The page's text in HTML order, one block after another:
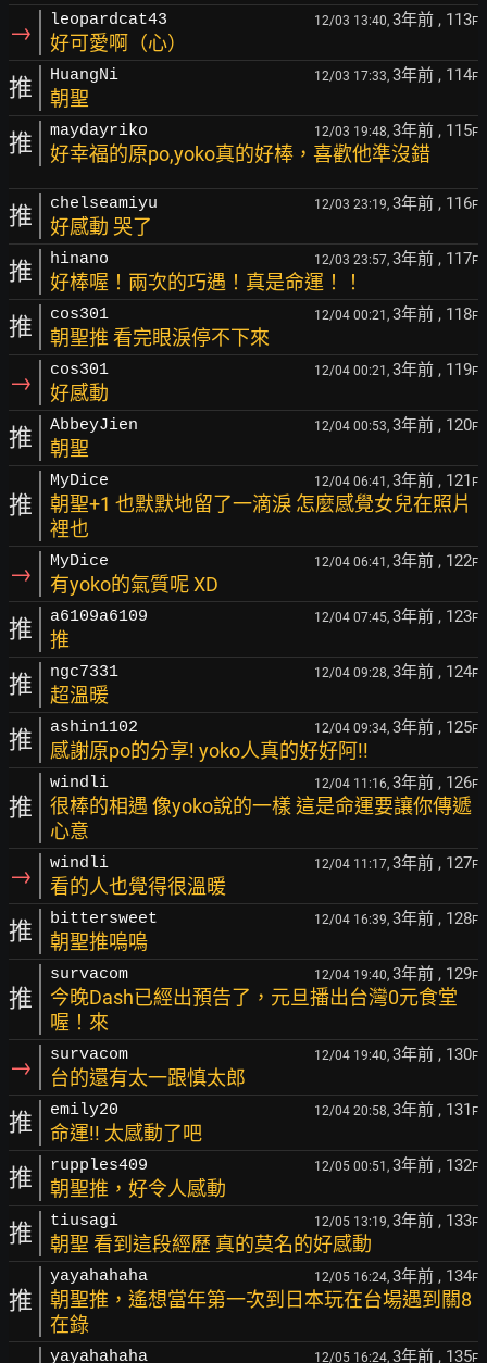
→ leopardcat43 12/03 13:40, 3年前 , 113F
好可愛啊（心）
推 HuangNi 12/03 17:33, 3年前 , 114F
朝聖
推 maydayriko 12/03 19:48, 3年前 , 115F
好幸福的原po,yoko真的好棒，喜歡他準沒錯
推 chelseamiyu 12/03 23:19, 3年前 , 116F
好感動 哭了
推 hinano 12/03 23:57, 3年前 , 117F
好棒喔！兩次的巧遇！真是命運！！
推 cos301 12/04 00:21, 3年前 , 118F
朝聖推 看完眼淚停不下來
→ cos301 12/04 00:21, 3年前 , 119F
好感動
推 AbbeyJien 12/04 00:53, 3年前 , 120F
朝聖
推
MyDice 12/04 06:41, 3年前 , 121 F
朝聖+1 也默默地留了一滴淚 怎麼感覺女兒在照片
裡也
→ MyDice 12/04 06:41, 3年前 , 122F
有yoko的氣質呢 XD
推 a6109a6109 12/04 07:45, 3年前 , 123F
推
推 ngc7331 12/04 09:28, 3年前 , 124F
超溫暖
推 ashin1102 12/04 09:34, 3年前 , 125F
感謝原po的分享! yoko人真的好好阿!!
推
windli 12/04 11:16, 3年前 , 126F
很棒的相遇 像yoko說的一樣 這是命運要讓你傳遞
心意
→ windli 12/04 11:17, 3年前 , 127F
看的人也覺得很溫暖
推 bittersweet 12/04 16:39, 3年前 , 128F
朝聖推嗚嗚
推
survacom 12/04 19:40, 3年前 , 129F
今晚Dash已經出預告了，元旦播出台灣0元食堂
喔！來
→ survacom 12/04 19:40, 3年前 , 130F
台的還有太一跟慎太郎
推 emily20 12/04 20:58, 3年前 , 131 F
命運!! 太感動了吧
推 rupples409 12/05 00:51, 3年前 , 132F
朝聖推，好令人感動
推 tiusagi 12/05 13:19, 3年前 , 133F
朝聖 看到這段經歷 真的莫名的好感動
推
yayahahaha 12/05 16:24, 3年前 , 134F
朝聖推，遙想當年第一次到日本玩在台場遇到關8
在錄
yayahahaha 12/05 16:24, 3年前 , 135F